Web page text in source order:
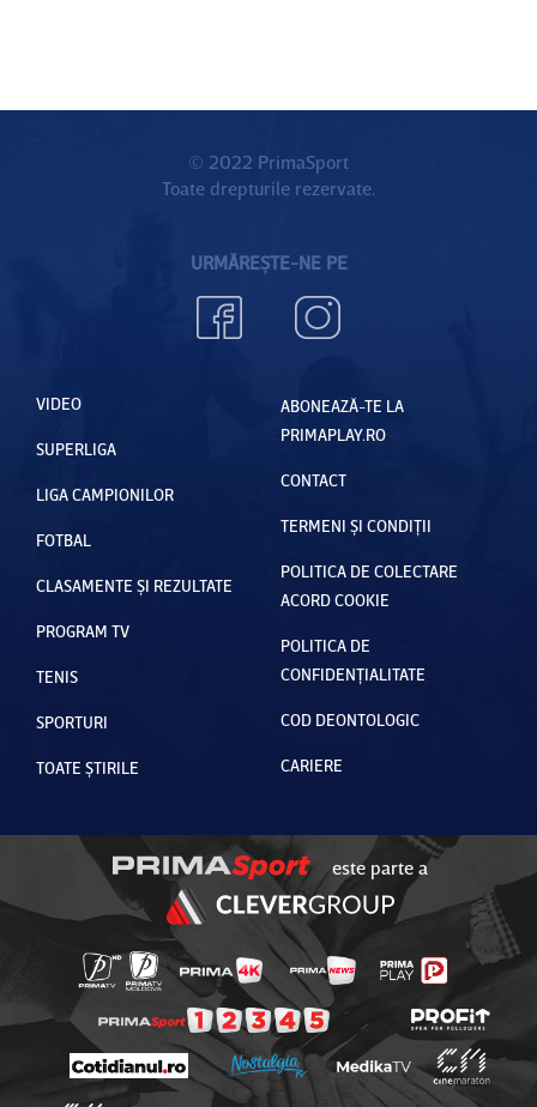
© 2022 PrimaSport
Toate drepturile rezervate.
URMĂREȘTE-NE PE
VIDEO
SUPERLIGA
LIGA CAMPIONILOR
FOTBAL
CLASAMENTE ȘI REZULTATE
PROGRAM TV
TENIS
SPORTURI
TOATE ȘTIRILE
ABONEAZĂ-TE LA
PRIMAPLAY.RO
CONTACT
TERMENI ȘI CONDIȚII
POLITICA DE COLECTARE
ACORD COOKIE
POLITICA DE
CONFIDENȚIALITATE
COD DEONTOLOGIC
CARIERE
este parte a